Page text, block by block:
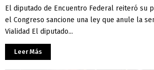
El diputado de Encuentro Federal reiteró su
el Congreso sancione una ley que anule la
Vialidad El diputado...
Leer Más